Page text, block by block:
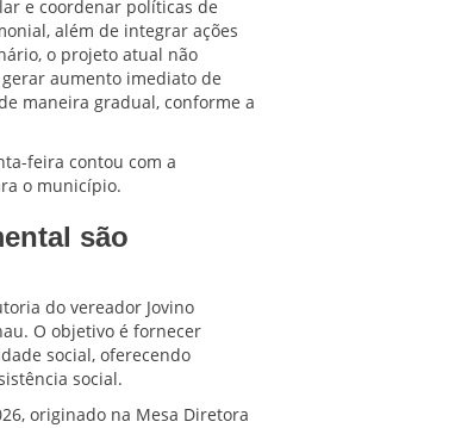
e coordenar políticas de
além de integrar ações
o projeto atual não
aumento imediato de
maneira gradual, conforme a
feira contou com a
o município.
são
do vereador Jovino
O objetivo é fornecer
social, oferecendo
social.
originado na Mesa Diretora